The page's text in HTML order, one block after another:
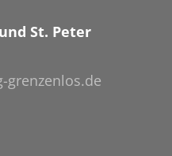
St. Peter
grenzenlos.de